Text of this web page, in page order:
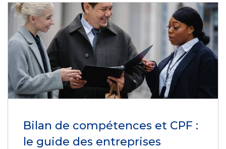
Bilan de compétences et CPF :
le guide des entreprises